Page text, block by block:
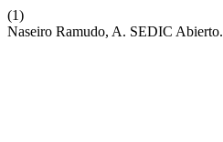
(1)
Naseiro Ramudo, A. SEDIC Abierto.